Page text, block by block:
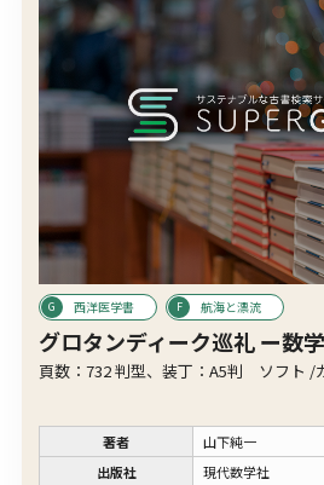
西洋医学書 航海と漂流
グロタンディーク巡礼 ー数
頁数：732 判型、装丁：A5判 ソフト /
著者
山下純一
出版社
現代数学社